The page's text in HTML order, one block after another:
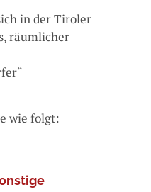
in der Tiroler
räumlicher
wie folgt: